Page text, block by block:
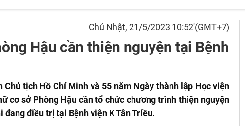
Chủ Nhật, 21/5/2023 10:52'(GMT+7)
Hậu cần thiện nguyện tại Bệnh
Chủ tịch Hồ Chí Minh và 55 năm Ngày thành lập Học viện
cơ sở Phòng Hậu cần tổ chức chương trình thiện nguyện
điều trị tại Bệnh viện K Tân Triều.